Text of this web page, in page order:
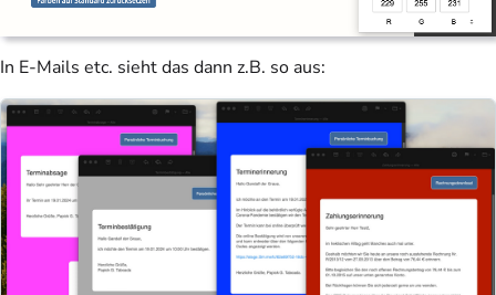
In E-Mails etc. sieht das dann z.B. so aus: